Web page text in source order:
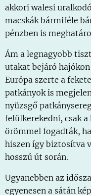
akkori walesi
macskák bármiféle
pénzben is
Ám a legnagyobb
utakat bejáró
Európa szerte a
patkányok is
nyüzsgő
felülkerekedni, csak a
örömmel fogadták,
hiszen így biztosítva
hosszú út során.
Ugyanebben az
egyenesen a sátán